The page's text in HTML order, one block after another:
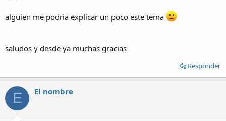
alguien me podria explicar un poco este tema
saludos y desde ya muchas gracias
Responder
E El nombre